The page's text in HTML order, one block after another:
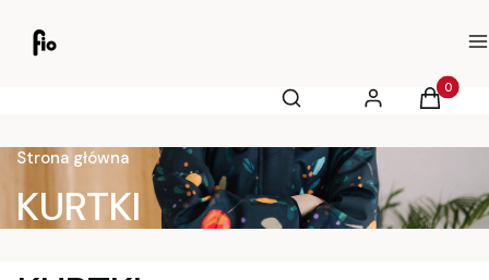
Otwórz wyszukiwarkę
Szukaj Zaloguj sięKoszyk
Strona główna
KURTKI